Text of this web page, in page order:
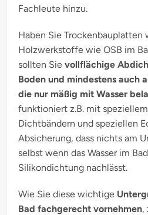
Fachleute hinzu.
Haben Sie Trockenbauplatten
Holzwerkstoffe wie OSB im
sollten Sie vollflächige
Boden und mindestens auch
die nur mäßig mit Wasser
funktioniert z.B. mit
Dichtbändern und speziellen
Absicherung, dass nichts am
selbst wenn das Wasser im
Silikondichtung nachlässt.
Wie Sie diese wichtige
Bad fachgerecht vornehmen,